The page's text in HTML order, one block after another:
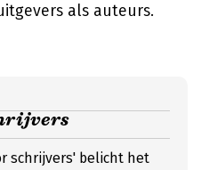
als auteurs.
schrijvers' belicht het